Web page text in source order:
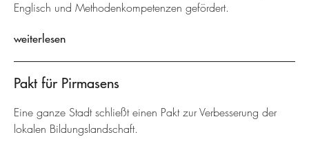
Englisch und Methodenkompetenzen gefördert.
weiterlesen
Pakt für Pirmasens
Eine ganze Stadt schließt einen Pakt zur Verbesserung der
lokalen Bildungslandschaft.